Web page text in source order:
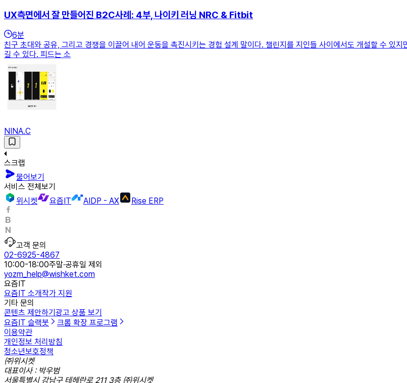
UX측면에서 잘 만들어진 B2C사례: 4부, 나이키 러닝 NRC & Fitbit
6분
친구 초대와 공유, 그리고 경쟁을 이끌어 내어 운동을 촉진시키는 경험 설계 말이다. 챌린지를 지인들 사이에서도 개설할 수 있
길 수 있다. 피드는 소
NINA.C
스크랩
물어보기
서비스 전체보기
위시켓
요즘IT AIDP - AX Rise ERP
고객 문의
02-6925-4867
10:00-18:00주말·공휴일 제외
yozm_help@wishket.com
요즘IT
요즘IT 소개작가 지원
기타 문의
콘텐츠 제안하기 광고 상품 보기
요즘IT 슬랙봇
크롬 확장 프로그램
이용약관
개인정보 처리방침
청소년보호정책
㈜위시켓
대표이사 : 박우범
서울특별시 강남구 테헤란로 211 3층 ㈜위시켓